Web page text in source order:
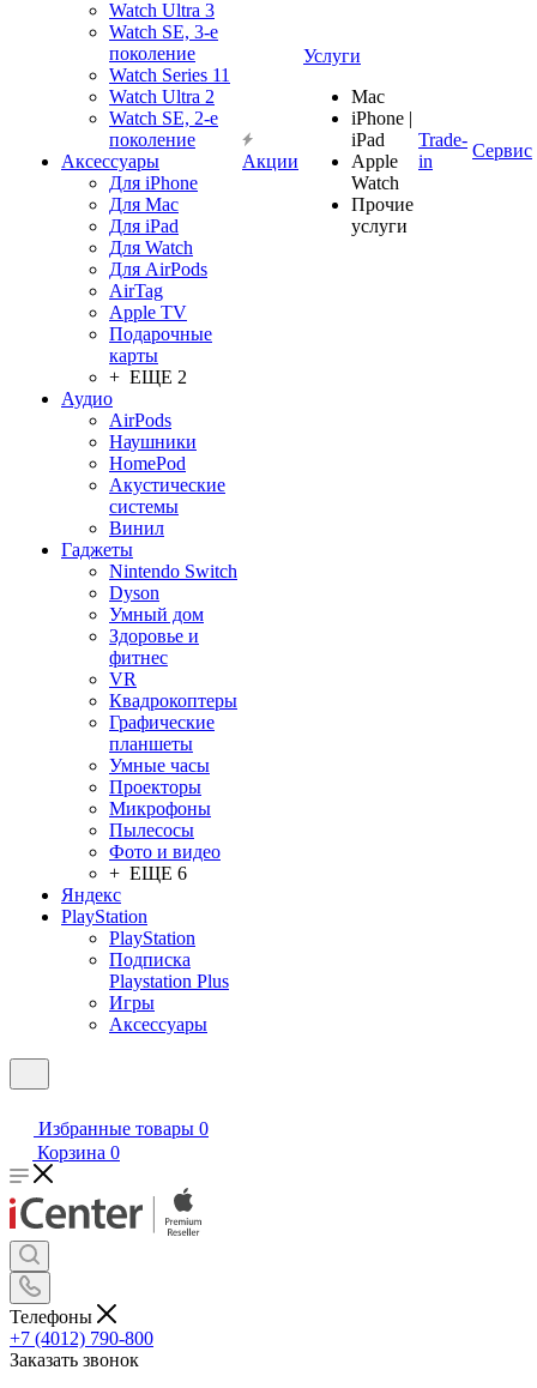
Watch Ultra 3
Watch SE, 3-е
поколение
Watch Series 11
Watch Ultra 2
Watch SE, 2-е
поколение
Аксессуары
Для iPhone
Для Mac
Для iPad
Для Watch
Для AirPods
AirTag
Apple TV
Подарочные
карты
+ ЕЩЕ 2
Аудио
AirPods
Наушники
HomePod
Акустические
системы
Винил
Гаджеты
Nintendo Switch
Dyson
Умный дом
Здоровье и
фитнес
VR
Квадрокоптеры
Графические
планшеты
Умные часы
Проекторы
Микрофоны
Пылесосы
Фото и видео
+ ЕЩЕ 6
Яндекс
PlayStation
PlayStation
Подписка
Playstation Plus
Игры
Аксессуары
Акции
Услуги
Mac
iPhone |
iPad
Apple
Watch
Прочие
услуги
Trade-
in
Сервис
Избранные товары 0
Корзина 0
Телефоны
+7 (4012) 790-800
Заказать звонок